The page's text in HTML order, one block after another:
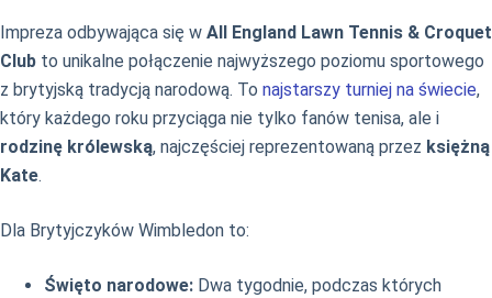
Impreza odbywająca się w All England Lawn Tennis & Croquet
Club to unikalne połączenie najwyższego poziomu sportowego
z brytyjską tradycją narodową. To najstarszy turniej na świecie,
który każdego roku przyciąga nie tylko fanów tenisa, ale i
rodzinę królewską, najczęściej reprezentowaną przez księżną
Kate.
Dla Brytyjczyków Wimbledon to:
Święto narodowe: Dwa tygodnie, podczas których